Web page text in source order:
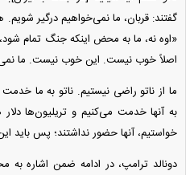
گفتند: قربان، ما نمی‌خواهیم درگیر
«اوه نه، ما به محض اینکه جنگ تمام
اصلاً خوب نیست. این خوب نیست. ما
ما از ناتو راضی نیستیم. ناتو به ما
به آنها خدمت می‌کنیم و تریلیون‌ها
خواستیم، آنها حضور نداشتند؛ پس باید
دونالد ترامپ، در ادامه ضمن اشاره